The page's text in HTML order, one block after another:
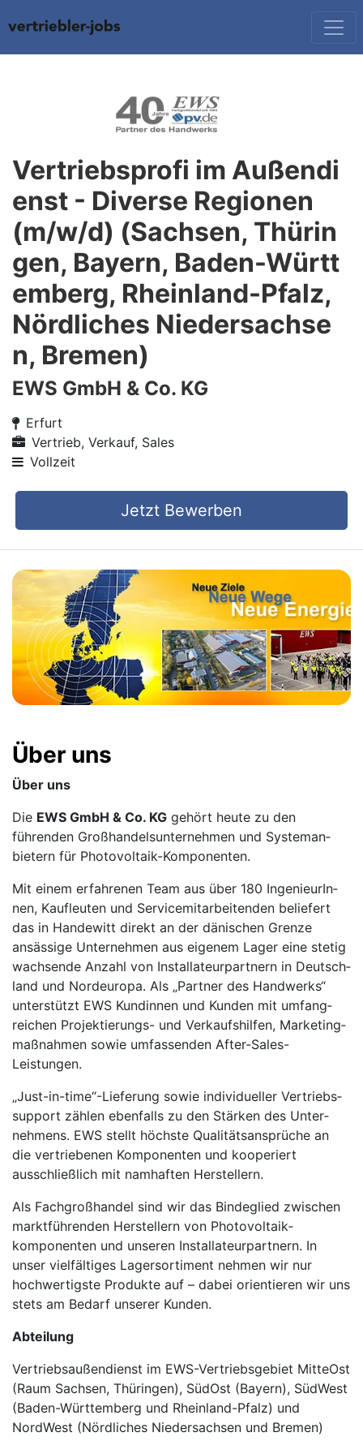
Vertriebsprofi im Außendi
enst - Diverse Regionen
(m/w/d) (Sachsen, Thürin
gen, Bayern, Baden-Württ
emberg, Rheinland-Pfalz,
Nördliches Niedersachse
n, Bremen)
EWS GmbH & Co. KG
Erfurt
Vertrieb, Verkauf, Sales
Vollzeit
Jetzt Bewerben
Über uns
Über uns
Die EWS GmbH & Co. KG gehört heute zu den
führenden Groß­handels­unter­nehmen und System­an­
bietern für Photovoltaik-Komponenten.
Mit einem erfahrenen Team aus über 180 Inge­nieurIn­
nen, Kauf­leuten und Service­mitarbei­tenden beliefert
das in Handewitt direkt an der dänischen Grenze
ansässige Unter­nehmen aus eigenem Lager eine stetig
wachsende Anzahl von Instal­lateur­part­nern in Deutsch­
land und Nord­europa. Als „Partner des Handwerks“
unterstützt EWS Kundin­nen und Kunden mit umfang­
reichen Projek­tierungs- und Ver­kaufs­hilfen, Marketing­
maß­nahmen sowie umfassen­den After-Sales-
Leistungen.
„Just-in-time“-Lieferung sowie individueller Vertriebs­
support zählen ebenfalls zu den Stärken des Unter­
nehmens. EWS stellt höchste Qualitäts­ansprüche an
die ver­triebenen Kom­ponen­ten und kooperiert
ausschließlich mit namhaften Her­stellern.
Als Fachgroßhandel sind wir das Binde­glied zwischen
marktführen­den Her­stellern von Photovol­taik­
komponenten und unseren Instal­lateur­partnern. In
unser vielfältiges Lager­sorti­ment nehmen wir nur
hochwertigste Produkte auf – dabei orientieren wir uns
stets am Bedarf unserer Kunden.
Abteilung
Vertriebsaußendienst im EWS-Vertriebsgebiet MitteOst
(Raum Sachsen, Thüringen), SüdOst (Bayern), SüdWest
(Baden-Württemberg und Rheinland-Pfalz) und
NordWest (Nördliches Niedersachsen und Bremen)